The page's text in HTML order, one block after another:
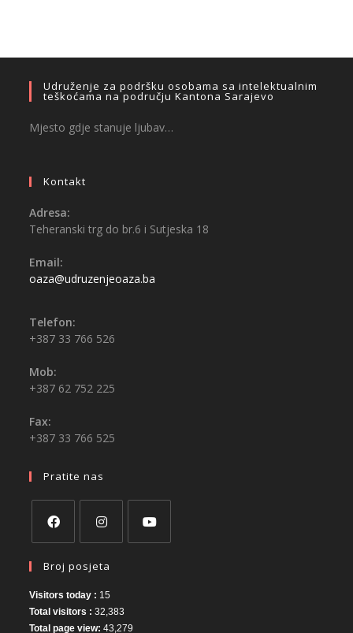
Udruženje za podršku osobama sa intelektualnim
teškoćama na području Kantona Sarajevo
Mjesto gdje stanuje ljubav…
Kontakt
Adresa:
Teheranski trg do br.6 i Sutjeska 18
Email:
oaza@udruzenjeoaza.ba
Telefon:
+387 33 766 526
Mob:
+387 62 752 225
Fax:
+387 33 766 525
Pratite nas
Broj posjeta
Visitors today : 15
Total visitors :32,383
Total page view:43,279